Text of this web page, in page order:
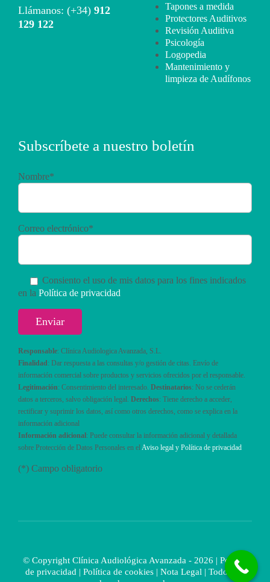
Llámanos: (+34) 912
129 122
Tapones a medida
Protectores Auditivos
Revisión Auditiva
Psicología
Logopedia
Mantenimiento y
limpieza de Audífonos
Subscríbete a nuestro boletín
Nombre*
Correo electrónico*
Consiento el uso de mis datos para los fines indicados
en la Política de privacidad
Responsable: Clínica Audiologica Avanzada, S.L.
Finalidad: Dar respuesta a las consultas y/o gestión de citas. Envío de
información comercial sobre productos y servicios ofrecidos por el responsable.
Legitimación: Consentimiento del interesado. Destinatarios: No se cederán
datos a terceros, salvo obligación legal. Derechos: Tiene derecho a acceder,
rectificar y suprimir los datos, así como otros derechos, como se explica en la
información adicional
Información adicional: Puede consultar la información adicional y detallada
sobre Protección de Datos Personales en el Aviso legal y Política de privacidad
(*) Campo obligatorio
© Copyright Clínica Audiológica Avanzada - 2026 | Política
de privacidad | Política de cookies | Nota Legal | Todos los